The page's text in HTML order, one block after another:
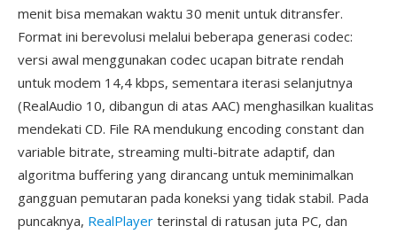
menit bisa memakan waktu 30 menit untuk ditransfer.
Format ini berevolusi melalui beberapa generasi codec:
versi awal menggunakan codec ucapan bitrate rendah
untuk modem 14,4 kbps, sementara iterasi selanjutnya
(RealAudio 10, dibangun di atas AAC) menghasilkan kualitas
mendekati CD. File RA mendukung encoding constant dan
variable bitrate, streaming multi-bitrate adaptif, dan
algoritma buffering yang dirancang untuk meminimalkan
gangguan pemutaran pada koneksi yang tidak stabil. Pada
puncaknya, RealPlayer terinstal di ratusan juta PC, dan